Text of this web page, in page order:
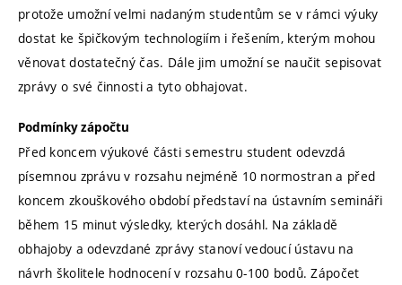
protože umožní velmi nadaným studentům se v rámci výuky
dostat ke špičkovým technologiím i řešením, kterým mohou
věnovat dostatečný čas. Dále jim umožní se naučit sepisovat
zprávy o své činnosti a tyto obhajovat.
Podmínky zápočtu
Před koncem výukové části semestru student odevzdá
písemnou zprávu v rozsahu nejméně 10 normostran a před
koncem zkouškového období představí na ústavním semináři
během 15 minut výsledky, kterých dosáhl. Na základě
obhajoby a odevzdané zprávy stanoví vedoucí ústavu na
návrh školitele hodnocení v rozsahu 0-100 bodů. Zápočet